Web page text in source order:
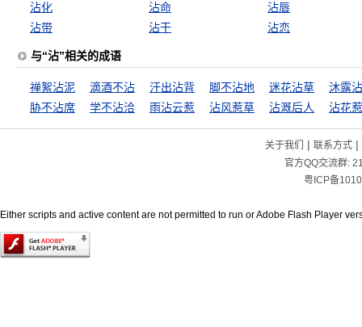
沾化
沾命
沾唇
沾带
沾干 沾恋
与“沾”相关的成语
禅絮沾泥 滴酒不沾 汗出沾背 脚不沾地 迷花沾草
沐露
胁不沾席
学不沾洽 雨沾云惹 沾风惹草 沾溉后人 沾花
关于我们 | 联系方式|
官方QQ交流群:
粤ICP备
Either scripts and active content are not permitted to run or Adobe Flash Player